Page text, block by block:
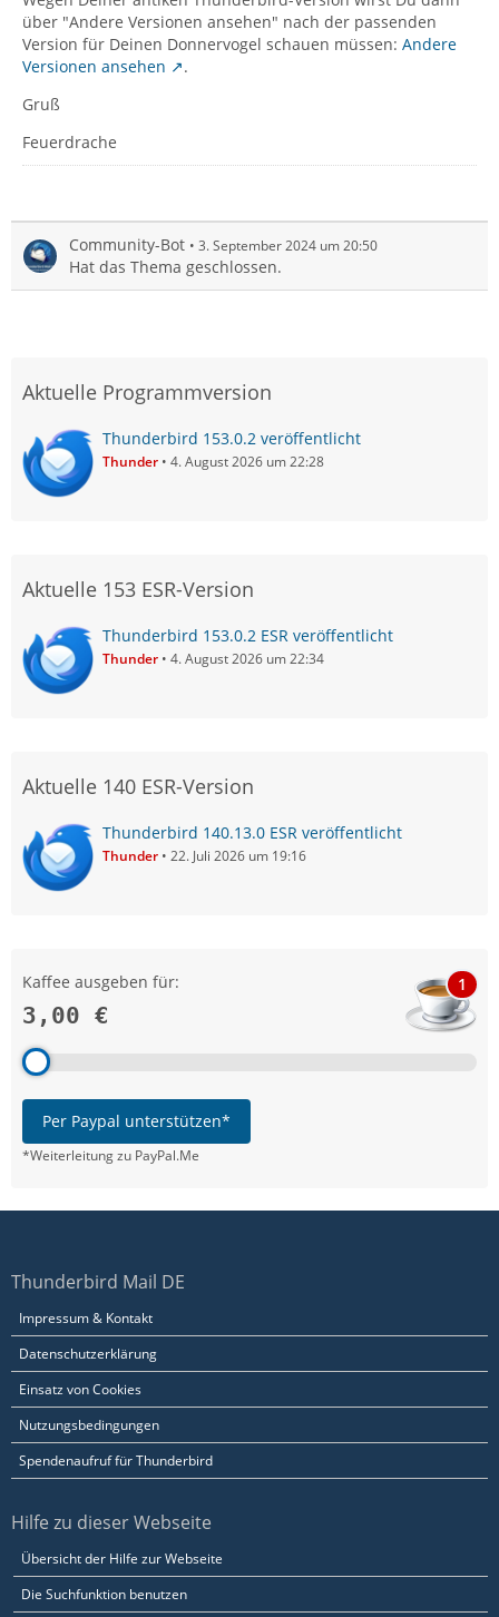
über "Andere Versionen ansehen" nach der passenden
Version für Deinen Donnervogel schauen müssen: Andere
Versionen ansehen
.
Gruß
Feuerdrache
Community-Bot 3. September 2024 um 20:50
Hat das Thema geschlossen.
Aktuelle Programmversion
Thunderbird 153.0.2 veröffentlicht
Thunder 4. August 2026 um 22:28
Aktuelle 153 ESR-Version
Thunderbird 153.0.2 ESR veröffentlicht
Thunder 4. August 2026 um 22:34
Aktuelle 140 ESR-Version
Thunderbird 140.13.0 ESR veröffentlicht
Thunder 22. Juli 2026 um 19:16
Kaffee ausgeben für:
3,00 €
1
Per Paypal unterstützen*
*Weiterleitung zu PayPal.Me
Thunderbird Mail DE
Impressum & Kontakt
Datenschutzerklärung
Einsatz von Cookies
Nutzungsbedingungen
Spendenaufruf für Thunderbird
Hilfe zu dieser Webseite
Übersicht der Hilfe zur Webseite
Die Suchfunktion benutzen